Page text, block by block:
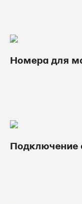
Номера для
Подключение